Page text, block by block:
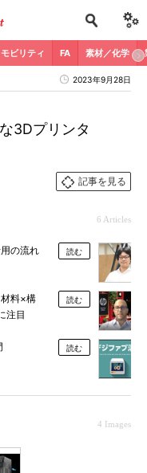
モビリティ FA 素材／化学
2023年9月28日
3Dプリンタ
記事を見る
6 Articles
の流れ
読む
料×構
注目
読む
読む
4 Images